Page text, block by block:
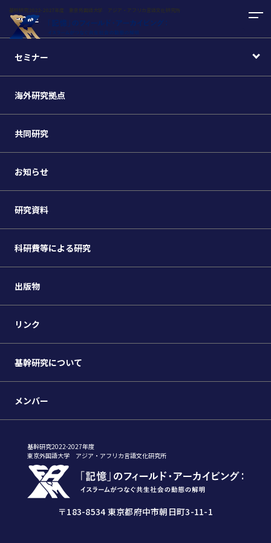
基幹研究2022-2027年度 東京外国語大学 アジア・アフリカ言語文化研究所
HOME
セミナー
海外研究拠点
共同研究
お知らせ
研究資料
科研費等による研究
出版物
リンク
基幹研究について
メンバー
基幹研究2022-2027年度
東京外国語大学 アジア・アフリカ言語文化研究所
〒183-8534 東京都府中市朝日町3-11-1